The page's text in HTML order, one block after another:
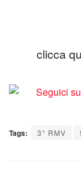
clicca
Tags: 3° RMV